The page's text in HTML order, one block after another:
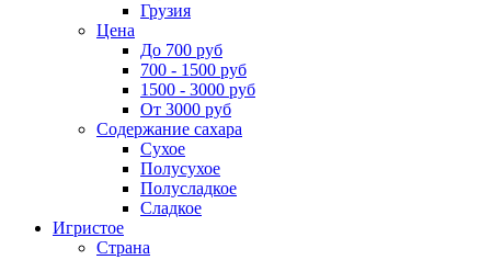
Грузия
Цена
До 700 руб
700 - 1500 руб
1500 - 3000 руб
От 3000 руб
Содержание сахара
Сухое
Полусухое
Полусладкое
Сладкое
Игристое
Страна